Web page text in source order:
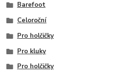
Barefoot
Celoroční
Pro holčičky
Pro kluky
Pro holčičky